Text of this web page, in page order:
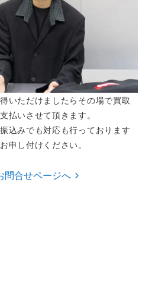
いただけましたらその場で買取
払いさせて頂きます。
込みでも対応も行っております
申し付けください。
問合せページへ